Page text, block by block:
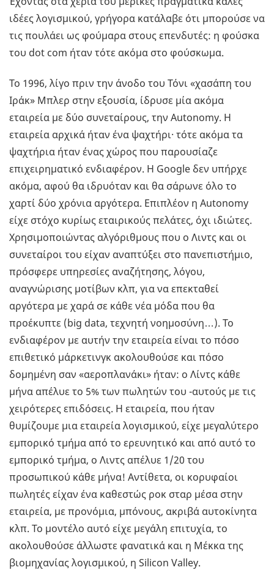
ιδέες λογισμικού, γρήγορα κατάλαβε ότι μπορούσε να
τις πουλάει ως φούμαρα στους επενδυτές: η φούσκα
του dot com ήταν τότε ακόμα στο φούσκωμα.
Το 1996, λίγο πριν την άνοδο του Τόνι «χασάπη του
Ιράκ» Μπλερ στην εξουσία, ίδρυσε μία ακόμα
εταιρεία με δύο συνεταίρους, την Autonomy. Η
εταιρεία αρχικά ήταν ένα ψαχτήρι· τότε ακόμα τα
ψαχτήρια ήταν ένας χώρος που παρουσίαζε
επιχειρηματικό ενδιαφέρον. Η Google δεν υπήρχε
ακόμα, αφού θα ιδρυόταν και θα σάρωνε όλο το
χαρτί δύο χρόνια αργότερα. Επιπλέον η Autonomy
είχε στόχο κυρίως εταιρικούς πελάτες, όχι ιδιώτες.
Χρησιμοποιώντας αλγόριθμους που ο Λιντς και οι
συνεταίροι του είχαν αναπτύξει στο πανεπιστήμιο,
πρόσφερε υπηρεσίες αναζήτησης, λόγου,
αναγνώρισης μοτίβων κλπ, για να επεκταθεί
αργότερα με χαρά σε κάθε νέα μόδα που θα
προέκυπτε (big data, τεχνητή νοημοσύνη…). Το
ενδιαφέρον με αυτήν την εταιρεία είναι το πόσο
επιθετικό μάρκετινγκ ακολουθούσε και πόσο
δομημένη σαν «αεροπλανάκι» ήταν: ο Λίντς κάθε
μήνα απέλυε το 5% των πωλητών του -αυτούς με τις
χειρότερες επιδόσεις. Η εταιρεία, που ήταν
θυμίζουμε μια εταιρεία λογισμικού, είχε μεγαλύτερο
εμπορικό τμήμα από το ερευνητικό και από αυτό το
εμπορικό τμήμα, ο Λιντς απέλυε 1/20 του
προσωπικού κάθε μήνα! Αντίθετα, οι κορυφαίοι
πωλητές είχαν ένα καθεστώς ροκ σταρ μέσα στην
εταιρεία, με προνόμια, μπόνους, ακριβά αυτοκίνητα
κλπ. Το μοντέλο αυτό είχε μεγάλη επιτυχία, το
ακολουθούσε άλλωστε φανατικά και η Μέκκα της
βιομηχανίας λογισμικού, η Silicon Valley.